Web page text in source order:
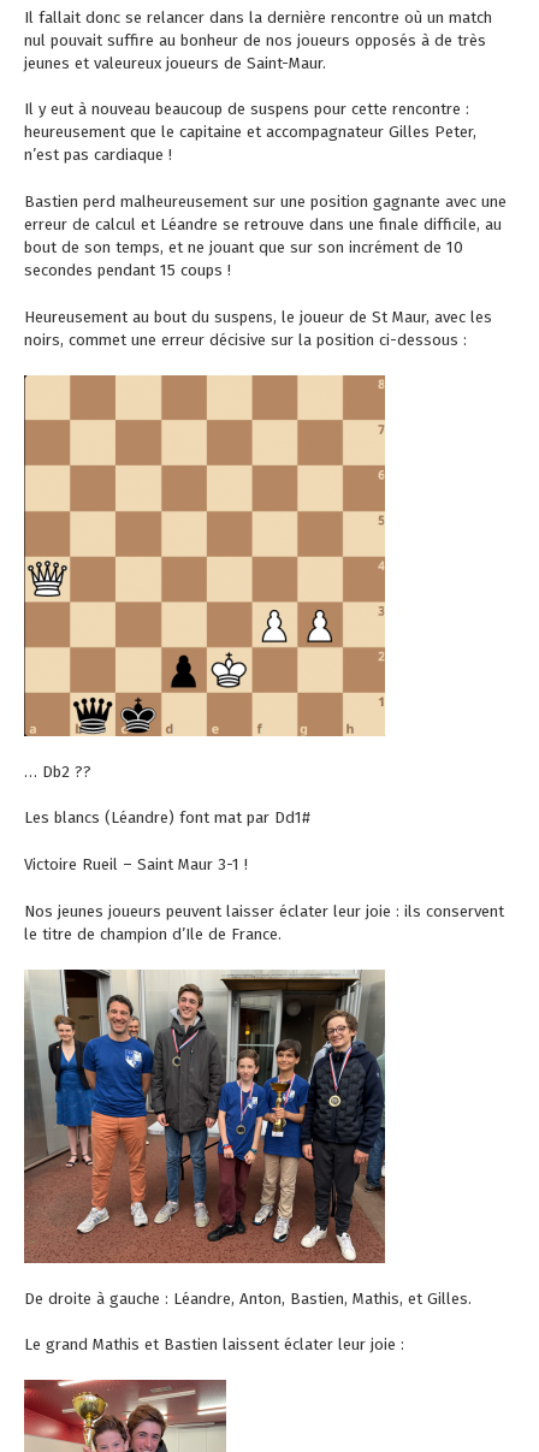
Il fallait donc se relancer dans la dernière rencontre où un match
nul pouvait suffire au bonheur de nos joueurs opposés à de très
jeunes et valeureux joueurs de Saint-Maur.
Il y eut à nouveau beaucoup de suspens pour cette rencontre :
heureusement que le capitaine et accompagnateur Gilles Peter,
n’est pas cardiaque !
Bastien perd malheureusement sur une position gagnante avec une
erreur de calcul et Léandre se retrouve dans une finale difficile, au
bout de son temps, et ne jouant que sur son incrément de 10
secondes pendant 15 coups !
Heureusement au bout du suspens, le joueur de St Maur, avec les
noirs, commet une erreur décisive sur la position ci-dessous :
… Db2 ??
Les blancs (Léandre) font mat par Dd1#
Victoire Rueil – Saint Maur 3-1 !
Nos jeunes joueurs peuvent laisser éclater leur joie : ils conservent
le titre de champion d’Ile de France.
De droite à gauche : Léandre, Anton, Bastien, Mathis, et Gilles.
Le grand Mathis et Bastien laissent éclater leur joie :